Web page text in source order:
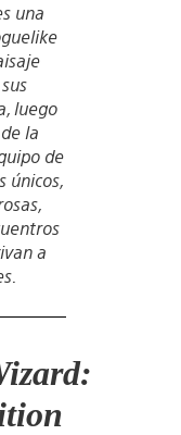
una
luego
la
de
únicos,
a